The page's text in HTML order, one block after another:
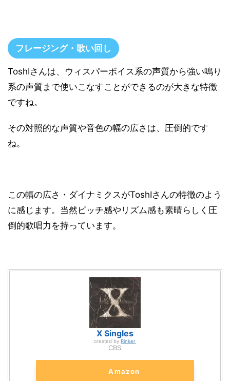
フレージング・歌い回し
ToshIさんは、ウィスパーボイス系の声質から強い鳴り
系の声質まで使いこなすことができるのが大きな特徴
ですね。
その対照的な声質や音色の幅の広さは、圧倒的です
ね。
この幅の広さ・ダイナミクスがToshIさんの特徴のよう
に感じます。当然ピッチ感やリズム感も素晴らしく圧
倒的歌唱力を持っています。
X Singles
created by Rinker
CBS
Amazon